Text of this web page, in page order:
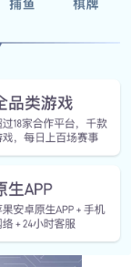
列
JM19